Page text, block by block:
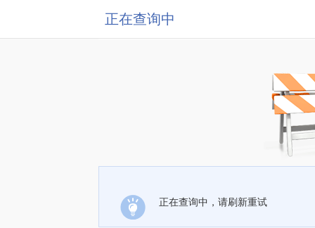
正在查询中
正在查询中，请刷新重试